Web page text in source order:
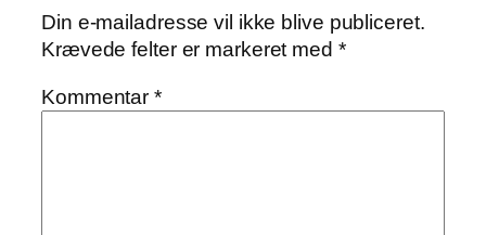
Din e-mailadresse vil ikke blive publiceret.
Krævede felter er markeret med *
Kommentar*